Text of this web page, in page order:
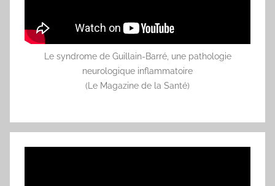
Le syndrome de Guillain-Barré, une pathologie
neurologique inflammatoire
(Le Magazine de la Santé)